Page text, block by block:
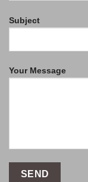
Subject
Your Message